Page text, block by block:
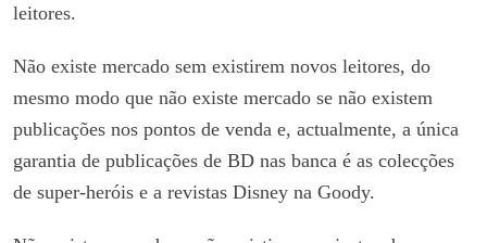
leitores.
Não existe mercado sem existirem novos leitores, do
mesmo modo que não existe mercado se não existem
publicações nos pontos de venda e, actualmente, a única
garantia de publicações de BD nas banca é as colecções
de super-heróis e a revistas Disney na Goody.